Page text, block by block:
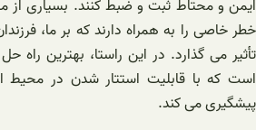
ایمن و محتاط ثبت و ضبط کنند. بسیاری از
خطر خاصی را به همراه دارند که بر ما،
تأثیر می گذارد. در این راستا، بهترین
است که با قابلیت استتار شدن در محیط
پیشگیری می کند.